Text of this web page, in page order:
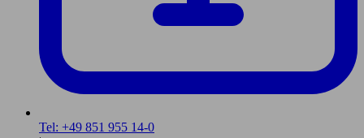
Tel: +49 851 955 14-0